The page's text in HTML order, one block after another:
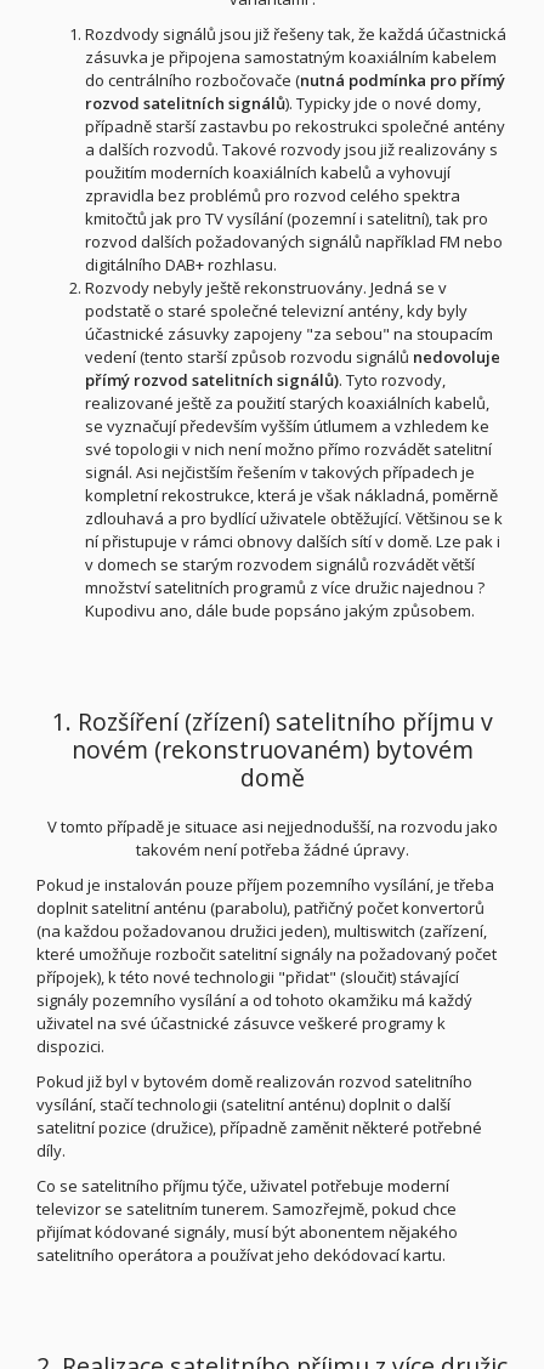
Rozdvody signálů jsou již řešeny tak, že každá účastnická
zásuvka je připojena samostatným koaxiálním kabelem
do centrálního rozbočovače (nutná podmínka pro přímý
rozvod satelitních signálů). Typicky jde o nové domy,
případně starší zastavbu po rekostrukci společné antény
a dalších rozvodů. Takové rozvody jsou již realizovány s
použitím moderních koaxiálních kabelů a vyhovují
zpravidla bez problémů pro rozvod celého spektra
kmitočtů jak pro TV vysílání (pozemní i satelitní), tak pro
rozvod dalších požadovaných signálů například FM nebo
digitálního DAB+ rozhlasu.
Rozvody nebyly ještě rekonstruovány. Jedná se v
podstatě o staré společné televizní antény, kdy byly
účastnické zásuvky zapojeny "za sebou" na stoupacím
vedení (tento starší způsob rozvodu signálů nedovoluje
přímý rozvod satelitních signálů). Tyto rozvody,
realizované ještě za použití starých koaxiálních kabelů,
se vyznačují především vyšším útlumem a vzhledem ke
své topologii v nich není možno přímo rozvádět satelitní
signál. Asi nejčistším řešením v takových případech je
kompletní rekostrukce, která je však nákladná, poměrně
zdlouhavá a pro bydlící uživatele obtěžující. Většinou se k
ní přistupuje v rámci obnovy dalších sítí v domě. Lze pak i
v domech se starým rozvodem signálů rozvádět větší
množství satelitních programů z více družic najednou ?
Kupodivu ano, dále bude popsáno jakým způsobem.
1. Rozšíření (zřízení) satelitního příjmu v
novém (rekonstruovaném) bytovém
domě
V tomto případě je situace asi nejjednodušší, na rozvodu jako
takovém není potřeba žádné úpravy.
Pokud je instalován pouze příjem pozemního vysílání, je třeba
doplnit satelitní anténu (parabolu), patřičný počet konvertorů
(na každou požadovanou družici jeden), multiswitch (zařízení,
které umožňuje rozbočit satelitní signály na požadovaný počet
přípojek), k této nové technologii "přidat" (sloučit) stávající
signály pozemního vysílání a od tohoto okamžiku má každý
uživatel na své účastnické zásuvce veškeré programy k
dispozici.
Pokud již byl v bytovém domě realizován rozvod satelitního
vysílání, stačí technologii (satelitní anténu) doplnit o další
satelitní pozice (družice), případně zaměnit některé potřebné
díly.
Co se satelitního příjmu týče, uživatel potřebuje moderní
televizor se satelitním tunerem. Samozřejmě, pokud chce
přijímat kódované signály, musí být abonentem nějakého
satelitního operátora a používat jeho dekódovací kartu.